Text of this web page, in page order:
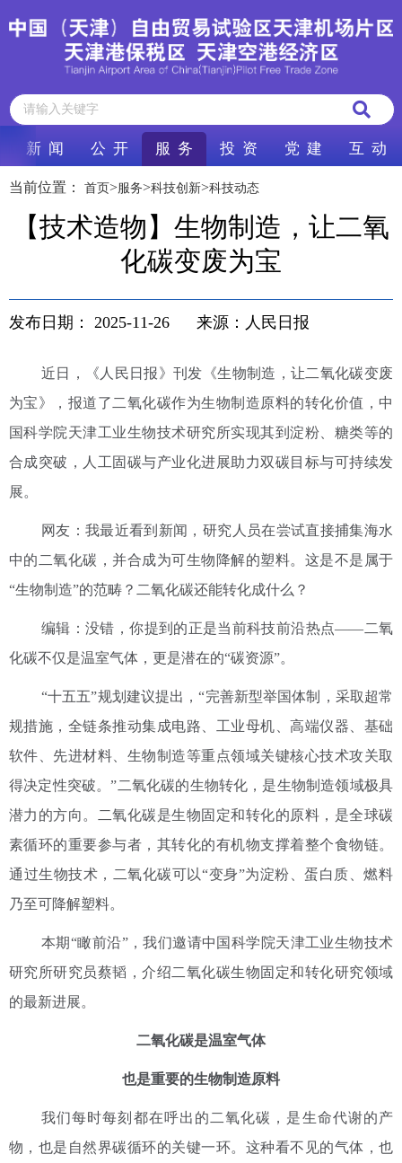
新 闻 公 开 服 务 投 资 党 建 互 动
当前位置： 首页>服务>科技创新>科技动态
【技术造物】生物制造，让二氧
化碳变废为宝
发布日期： 2025-11-26 来源：人民日报
近日，《人民日报》刊发《生物制造，让二氧化碳变废
为宝》，报道了二氧化碳作为生物制造原料的转化价值，中
国科学院天津工业生物技术研究所实现其到淀粉、糖类等的
合成突破，人工固碳与产业化进展助力双碳目标与可持续发
展。
网友：我最近看到新闻，研究人员在尝试直接捕集海水
中的二氧化碳，并合成为可生物降解的塑料。这是不是属于
“生物制造”的范畴？二氧化碳还能转化成什么？
编辑：没错，你提到的正是当前科技前沿热点——二氧
化碳不仅是温室气体，更是潜在的“碳资源”。
“十五五”规划建议提出，“完善新型举国体制，采取超常
规措施，全链条推动集成电路、工业母机、高端仪器、基础
软件、先进材料、生物制造等重点领域关键核心技术攻关取
得决定性突破。”二氧化碳的生物转化，是生物制造领域极具
潜力的方向。二氧化碳是生物固定和转化的原料，是全球碳
素循环的重要参与者，其转化的有机物支撑着整个食物链。
通过生物技术，二氧化碳可以“变身”为淀粉、蛋白质、燃料
乃至可降解塑料。
本期“瞰前沿”，我们邀请中国科学院天津工业生物技术
研究所研究员蔡韬，介绍二氧化碳生物固定和转化研究领域
的最新进展。
二氧化碳是温室气体
也是重要的生物制造原料
我们每时每刻都在呼出的二氧化碳，是生命代谢的产
物，也是自然界碳循环的关键一环。这种看不见的气体，也